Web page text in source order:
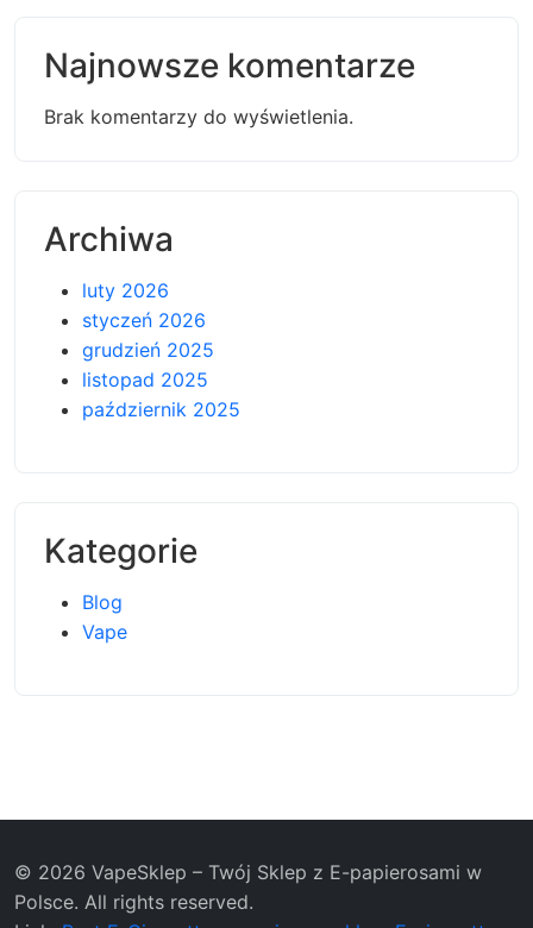
Najnowsze komentarze
Brak komentarzy do wyświetlenia.
Archiwa
luty 2026
styczeń 2026
grudzień 2025
listopad 2025
październik 2025
Kategorie
Blog
Vape
© 2026 VapeSklep – Twój Sklep z E-papierosami w
Polsce. All rights reserved.